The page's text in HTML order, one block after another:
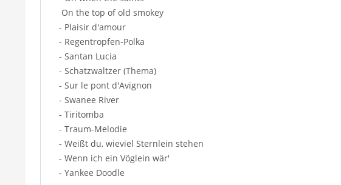
On the top of old smokey
- Plaisir d'amour
- Regentropfen-Polka
- Santan Lucia
- Schatzwaltzer (Thema)
- Sur le pont d'Avignon
- Swanee River
- Tiritomba
- Traum-Melodie
- Weißt du, wieviel Sternlein stehen
- Wenn ich ein Vöglein wär'
- Yankee Doodle